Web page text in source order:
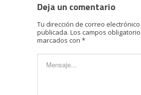
Deja un comentario
Tu dirección de correo
publicada. Los campos
marcados con *